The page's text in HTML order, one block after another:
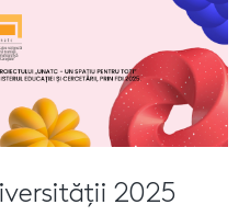
2025